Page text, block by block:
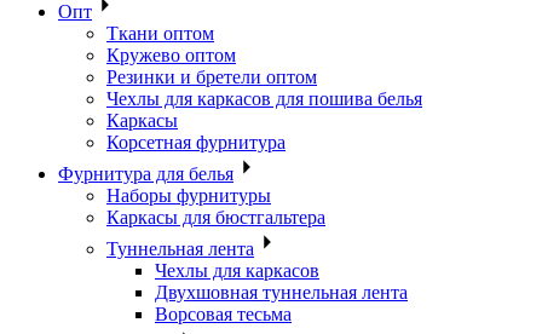
Опт
Ткани оптом
Кружево оптом
Резинки и бретели оптом
Чехлы для каркасов для пошива белья
Каркасы
Корсетная фурнитура
Фурнитура для белья
Наборы фурнитуры
Каркасы для бюстгальтера
Туннельная лента
Чехлы для каркасов
Двухшовная туннельная лента
Ворсовая тесьма